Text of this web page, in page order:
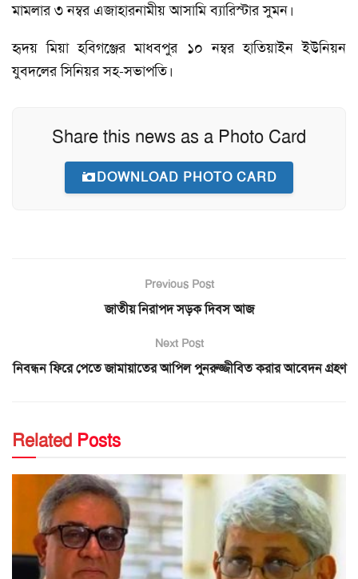
মামলার ৩ নম্বর এজাহারনামীয় আসামি ব্যারিস্টার সুমন।
হৃদয় মিয়া হবিগঞ্জের মাধবপুর ১০ নম্বর হাতিয়াইন ইউনিয়ন
যুবদলের সিনিয়র সহ-সভাপতি।
Share this news as a Photo Card
DOWNLOAD PHOTO CARD
Previous Post
জাতীয় নিরাপদ সড়ক দিবস আজ
Next Post
নিবন্ধন ফিরে পেতে জামায়াতের আপিল পুনরুজ্জীবিত করার আবেদন গ্রহণ
Related Posts